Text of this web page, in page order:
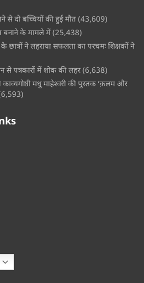
से दो बच्चियों की हुई मौत (43,609)
बनाने के मामले में (25,438)
छात्रों ने लहराया सफलता का परचमः शिक्षकों ने
से पत्रकारों में शोक की लहर (6,638)
मधु माहेश्वरी की पुस्तक ‘क़लम और